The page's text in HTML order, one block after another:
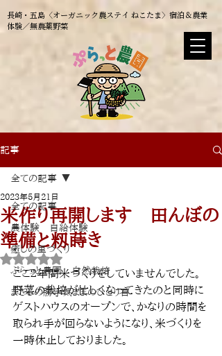
長崎・五島〈オーガニック農ステイ ねこたま〉​宿泊＆農業
体験／無農薬野菜
記事
全ての記事
農体験 自給体験
癒しの里づくり
ぷらっと農園 自然栽培
まさるの勝手気ままのひとり言
全ての記事
米作り再開します 田んぼの
準備と籾蒔き
2023年5月21日
5つ星のうちNaNと評価されています。
ここ２年間米づくりをしていませんでした。
野菜の栽培が忙しくなってきたのと同時に
ゲストハウスのオープンで、かなりの時間を
取られ手が回らないようになり、米づくりを
一時休止しておりました。